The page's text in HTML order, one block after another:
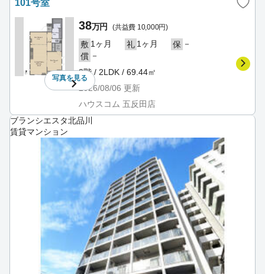
101号室
写真を見る
38万円 (共益費 10,000円)
敷 1ヶ月 礼 1ヶ月 保 －
償 －
3階 / 2LDK / 69.44㎡
2026/08/06 更新
ハウスコム 五反田店
ブランシエスタ北品川
賃貸マンション